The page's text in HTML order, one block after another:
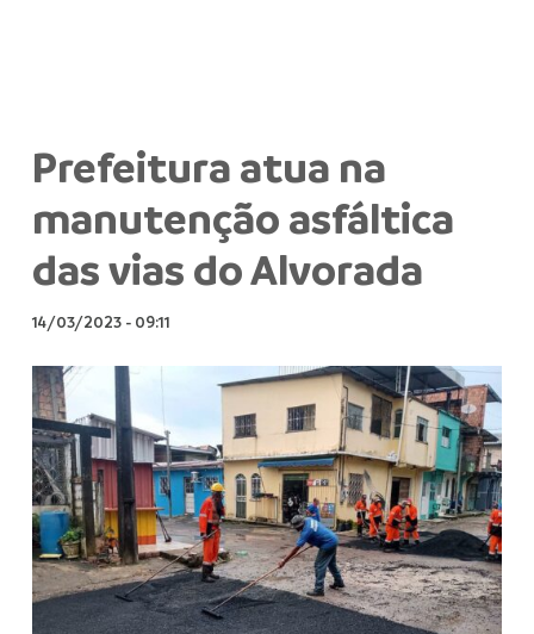
Prefeitura atua na
manutenção asfáltica
das vias do Alvorada
14/03/2023- 09:11